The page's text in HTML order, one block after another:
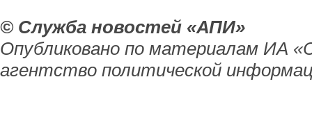
© Служба новостей «АПИ»
Опубликовано по материалам ИА
агентство политической